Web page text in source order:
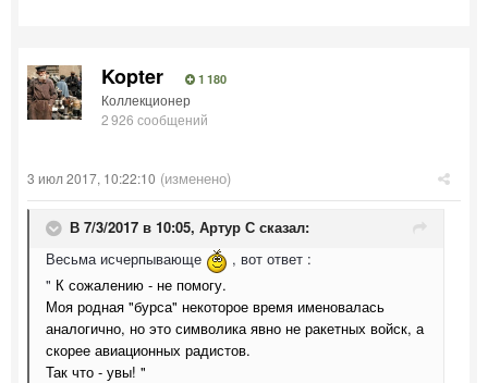
Kopter 1 180
Коллекционер
2 926 сообщений
3 июл 2017, 10:22:10 (изменено)
В 7/3/2017 в 10:05, Артур С сказал:
Весьма исчерпывающе
, вот ответ :
" К сожалению - не помогу.
Моя родная "бурса" некоторое время именовалась
аналогично, но это символика явно не ракетных войск, а
скорее авиационных радистов.
Так что - увы! "